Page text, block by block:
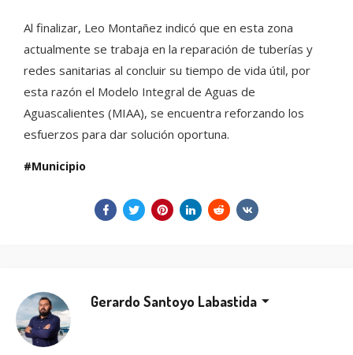
Al finalizar, Leo Montañez indicó que en esta zona
actualmente se trabaja en la reparación de tuberías y
redes sanitarias al concluir su tiempo de vida útil, por
esta razón el Modelo Integral de Aguas de
Aguascalientes (MIAA), se encuentra reforzando los
esfuerzos para dar solución oportuna.
Municipio
Gerardo Santoyo Labastida